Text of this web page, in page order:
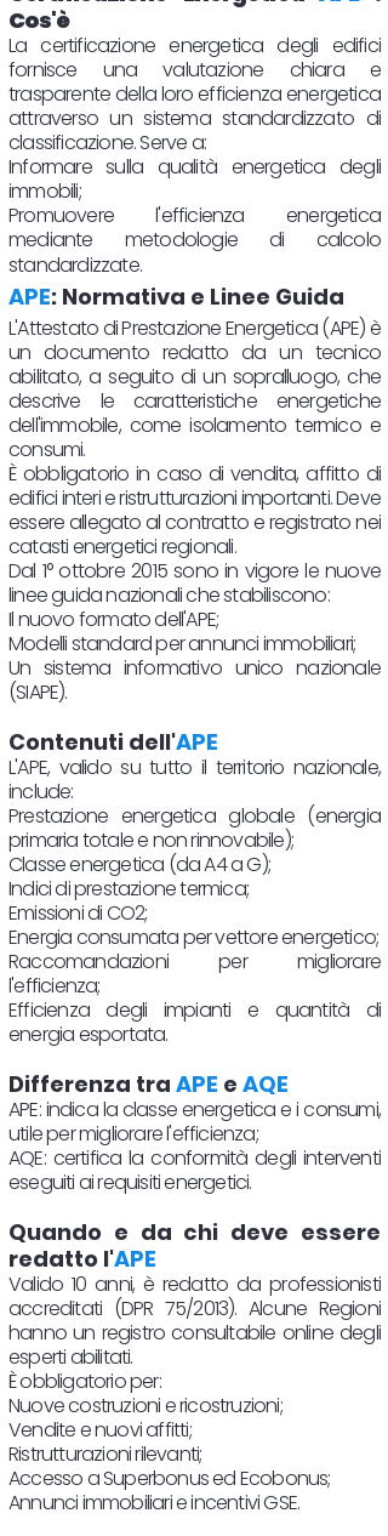
Cos'è
La certificazione energetica degli edifici
fornisce una valutazione chiara e
trasparente della loro efficienza energetica
attraverso un sistema standardizzato di
classificazione. Serve a:
Informare sulla qualità energetica degli
immobili;
Promuovere l'efficienza energetica
mediante metodologie di calcolo
standardizzate.
APE: Normativa e Linee Guida
L'Attestato di Prestazione Energetica (APE) è
un documento redatto da un tecnico
abilitato, a seguito di un sopralluogo, che
descrive le caratteristiche energetiche
dell'immobile, come isolamento termico e
consumi.
È obbligatorio in caso di vendita, affitto di
edifici interi e ristrutturazioni importanti. Deve
essere allegato al contratto e registrato nei
catasti energetici regionali.
Dal 1° ottobre 2015 sono in vigore le nuove
linee guida nazionali che stabiliscono:
Il nuovo formato dell'APE;
Modelli standard per annunci immobiliari;
Un sistema informativo unico nazionale
(SIAPE).
Contenuti dell'APE
L'APE, valido su tutto il territorio nazionale,
include:
Prestazione energetica globale (energia
primaria totale e non rinnovabile);
Classe energetica (da A4 a G);
Indici di prestazione termica;
Emissioni di CO2;
Energia consumata per vettore energetico;
Raccomandazioni per migliorare
l'efficienza;
Efficienza degli impianti e quantità di
energia esportata.
Differenza tra APE e AQE
APE: indica la classe energetica e i consumi,
utile per migliorare l'efficienza;
AQE: certifica la conformità degli interventi
eseguiti ai requisiti energetici.
Quando e da chi deve essere
redatto l'APE
Valido 10 anni, è redatto da professionisti
accreditati (DPR 75/2013). Alcune Regioni
hanno un registro consultabile online degli
esperti abilitati.
È obbligatorio per:
Nuove costruzioni e ricostruzioni;
Vendite e nuovi affitti;
Ristrutturazioni rilevanti;
Accesso a Superbonus ed Ecobonus;
Annunci immobiliari e incentivi GSE.